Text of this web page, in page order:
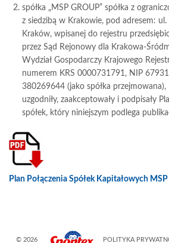
spółka „MSP GROUP” spółka z
z siedzibą w Krakowie, pod adresem:
Kraków, wpisanej do rejestru
przez Sąd Rejonowy dla Krakowa-
Wydział Gospodarczy Krajowego
numerem KRS 0000731791, NIP
380269644 (jako spółka przejmowana),
uzgodniły, zaakceptowały i podpisały
spółek, który niniejszym podlega
Plan Połączenia Spółek Kapitałowych
© 2026 POLITYKA